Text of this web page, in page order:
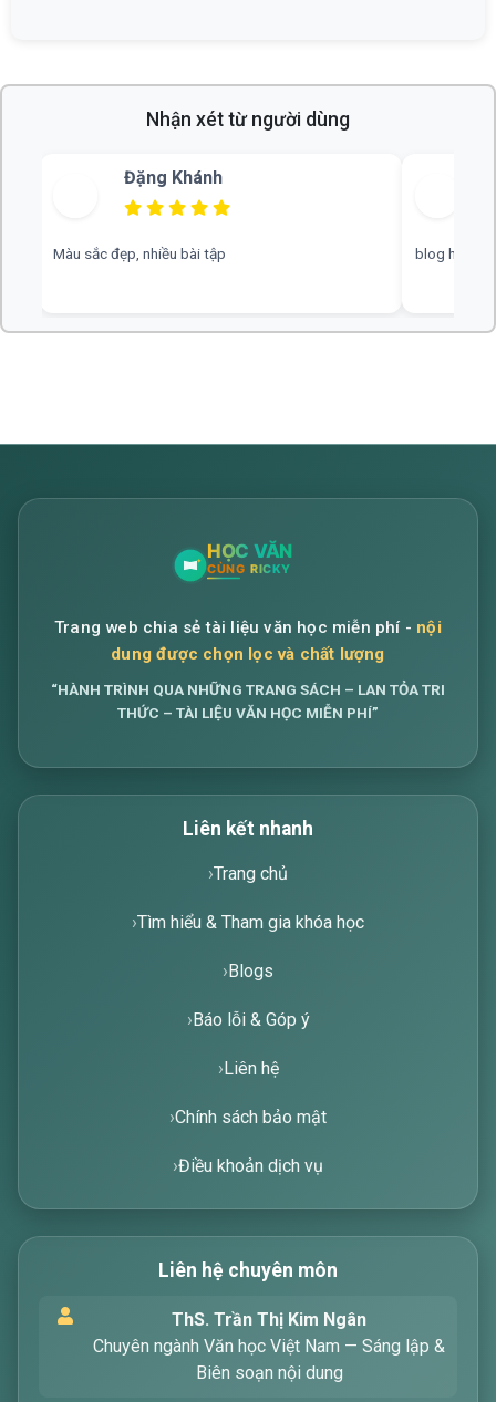
Nhận xét từ người dùng
Bùi Thu
blog hay, chuyên nghiệp, rất mong nhiều đáp án hơn web hay,
tìm kiếm các bài viết về văn học. Hãy nhập từ
khóa mà bạn quan tâm, tôi sẽ giúp bạn ngay
Trang web chia sẻ tài liệu văn học miễn phí - nội
dung được chọn lọc và chất lượng
“HÀNH TRÌNH QUA NHỮNG TRANG SÁCH – LAN TỎA TRI
THỨC – TÀI LIỆU VĂN HỌC MIỄN PHÍ”
Liên kết nhanh
Trang chủ
Tìm hiểu & Tham gia khóa học
Blogs
Báo lỗi & Góp ý
Liên hệ
Chính sách bảo mật
Điều khoản dịch vụ
Liên hệ chuyên môn
ThS. Trần Thị Kim Ngân
Chuyên ngành Văn học Việt Nam — Sáng lập &
Biên soạn nội dung